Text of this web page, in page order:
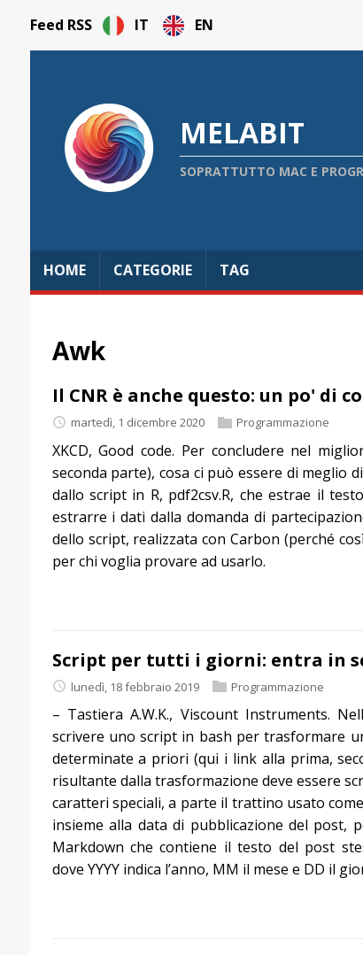
Feed RSS IT EN
MELABIT
SOPRATTUTTO MAC E
HOME CATEGORIE TAG
Awk
Il CNR è anche questo: un po' di
martedì, 1 dicembre 2020 Programmazione
XKCD, Good code. Per concludere nel
seconda parte), cosa ci può essere di meglio
dallo script in R, pdf2csv.R, che estrae il
estrarre i dati dalla domanda di
dello script, realizzata con Carbon (perché
per chi voglia provare ad usarlo.
Script per tutti i giorni: entra in
lunedì, 18 febbraio 2019 Programmazione
– Tastiera A.W.K., Viscount Instruments.
scrivere uno script in bash per trasformare
determinate a priori (qui i link alla prima,
risultante dalla trasformazione deve essere
caratteri speciali, a parte il trattino usato
insieme alla data di pubblicazione del post,
Markdown che contiene il testo del post
dove YYYY indica l’anno, MM il mese e DD il